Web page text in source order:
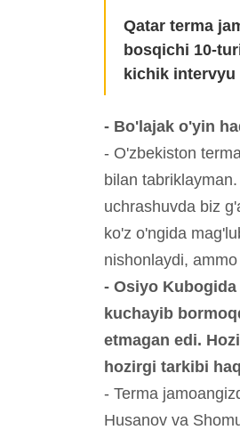
Qatar terma
bosqichi 10-
kichik intervyu
- Bo'lajak o'yin
- O'zbekiston
bilan
uchrashuvda biz
ko'z o'ngida
nishonlaydi,
- Osiyo
kuchayib
etmagan edi.
hozirgi tarkibi
- Terma
Husanov va